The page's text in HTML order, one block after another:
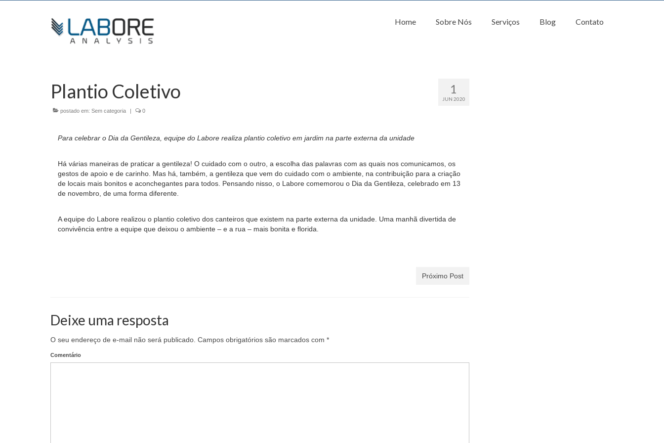
Home Sobre Nós Serviços Blog Contato
1
JUN 2020
Plantio Coletivo
postado em: Sem categoria | 0
Para celebrar o Dia da Gentileza, equipe do Labore realiza plantio coletivo em jardim na parte externa da unidade
Há várias maneiras de praticar a gentileza! O cuidado com o outro, a escolha das palavras com as quais nos comunicamos, os
gestos de apoio e de carinho. Mas há, também, a gentileza que vem do cuidado com o ambiente, na contribuição para a criação
de locais mais bonitos e aconchegantes para todos. Pensando nisso, o Labore comemorou o Dia da Gentileza, celebrado em 13
de novembro, de uma forma diferente.
A equipe do Labore realizou o plantio coletivo dos canteiros que existem na parte externa da unidade. Uma manhã divertida de
convivência entre a equipe que deixou o ambiente – e a rua – mais bonita e florida.
Próximo Post
Deixe uma resposta
O seu endereço de e-mail não será publicado. Campos obrigatórios são marcados com *
Comentário